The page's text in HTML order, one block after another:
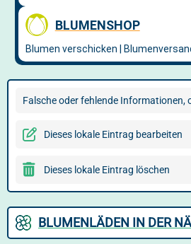
Falsche oder fehlende Informationen,
Dieses lokale Eintrag bearbeiten
Dieses lokale Eintrag löschen
BLUMENLÄDEN IN DER